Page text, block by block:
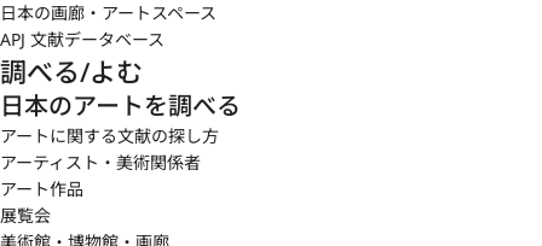
日本の画廊・アートスペース
APJ 文献データベース
調べる/よむ
日本のアートを調べる
アートに関する文献の探し方
アーティスト・美術関係者
アート作品
展覧会